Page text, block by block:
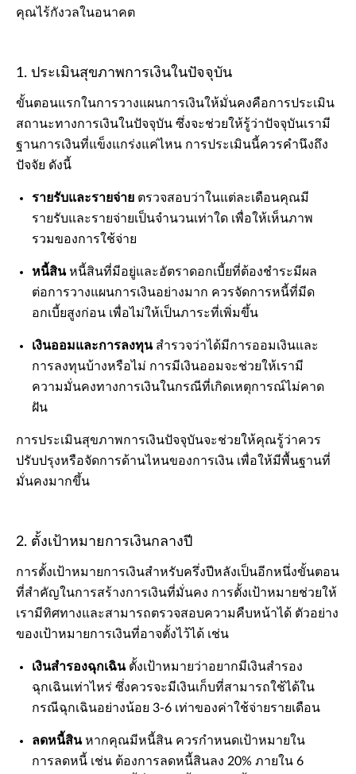
คุณไร้กังวลในอนาคต
1. ประเมินสุขภาพการเงินในปัจจุบัน
ขั้นตอนแรกในการวางแผนการเงินให้มั่นคงคือการประเมิน
สถานะทางการเงินในปัจจุบัน ซึ่งจะช่วยให้รู้ว่าปัจจุบันเรามี
ฐานการเงินที่แข็งแกร่งแค่ไหน การประเมินนี้ควรคํานึงถึง
ปัจจัย ดังนี้
รายรับและรายจ่าย ตรวจสอบว่าในแต่ละเดือนคุณมี
รายรับและรายจ่ายเป็นจำนวนเท่าใด เพื่อให้เห็นภาพ
รวมของการใช้จ่าย
หนี้สินหนี้สินที่มีอยู่และอัตราดอกเบี้ยที่ต้องชำระมีผล
ต่อการวางแผนการเงินอย่างมาก ควรจัดการหนี้ที่มีด
อกเบี้ยสูงก่อน เพื่อไม่ให้เป็นภาระที่เพิ่มขึ้น
เงินออมและการลงทุน สำรวจว่าได้มีการออมเงินและ
การลงทุนบ้างหรือไม่ การมีเงินออมจะช่วยให้เรามี
ความมั่นคงทางการเงินในกรณีที่เกิดเหตุการณ์ไม่คาด
ฝัน
การประเมินสุขภาพการเงินปัจจุบันจะช่วยให้คุณรู้ว่าควร
ปรับปรุงหรือจัดการด้านไหนของการเงิน เพื่อให้มีพื้นฐานที่
มั่นคงมากขึ้น
2. ตั้งเป้าหมายการเงินกลางปี
การตั้งเป้าหมายการเงินสำหรับครึ่งปีหลังเป็นอีกหนึ่งขั้นตอน
ที่สำคัญในการสร้างการเงินที่มั่นคง การตั้งเป้าหมายช่วยให้
เรามีทิศทางและสามารถตรวจสอบความคืบหน้าได้ ตัวอย่าง
ของเป้าหมายการเงินที่อาจตั้งไว้ได้ เช่น
เงินสำรองฉุกเฉินตั้งเป้าหมายว่าอยากมีเงินสำรอง
ฉุกเฉินเท่าไหร่ ซึ่งควรจะมีเงินเก็บที่สามารถใช้ได้ใน
กรณีฉุกเฉินอย่างน้อย 3-6 เท่าของค่าใช้จ่ายรายเดือน
ลดหนี้สินหากคุณมีหนี้สิน ควรกำหนดเป้าหมายใน
การลดหนี้ เช่น ต้องการลดหนี้สินลง 20% ภายใน 6